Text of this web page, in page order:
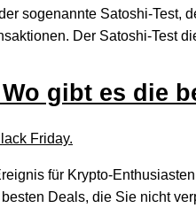
sogenannte Satoshi-Test,
Der Satoshi-Test
gibt es die
für Krypto-
Deals, die Sie nicht